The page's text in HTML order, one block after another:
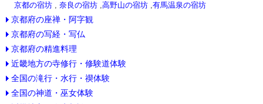
京都の宿坊 , 奈良の宿坊 ,高野山の宿坊 ,有馬温泉の宿坊
京都府の座禅・阿字観
京都府の写経・写仏
京都府の精進料理
近畿地方の寺修行・修験道体験
全国の滝行・水行・禊体験
全国の神道・巫女体験